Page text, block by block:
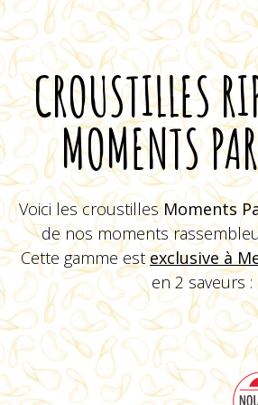
Sel et
VOIR LE PRODUIT
BBQ
VOIR LE PRODUIT
CROUSTILLES
MOMENTS
Voici les croustilles Moments
de nos moments
Cette gamme estexclusive à
en 2 saveurs :